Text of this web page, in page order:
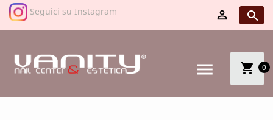
Seguici su Instagram  
shopping_cart 0
menu